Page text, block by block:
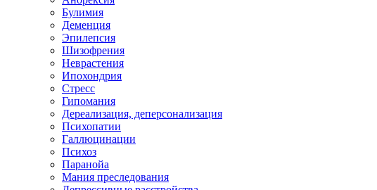
Булимия
Деменция
Эпилепсия
Шизофрения
Неврастения
Ипохондрия
Стресс
Гипомания
Дереализация, деперсонализация
Психопатии
Галлюцинации
Психоз
Паранойа
Мания преследования